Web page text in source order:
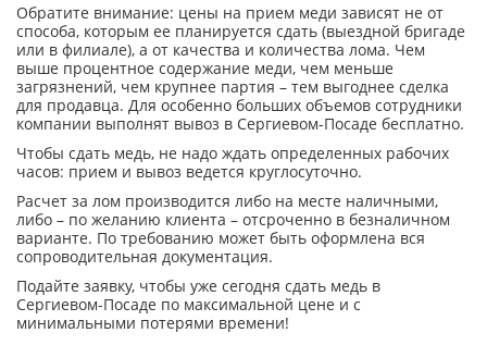
Обратите внимание: цены на прием меди зависят не от
способа, которым ее планируется сдать (выездной бригаде
или в филиале), а от качества и количества лома. Чем
выше процентное содержание меди, чем меньше
загрязнений, чем крупнее партия – тем выгоднее сделка
для продавца. Для особенно больших объемов сотрудники
компании выполнят вывоз в Сергиевом-Посаде бесплатно.
Чтобы сдать медь, не надо ждать определенных рабочих
часов: прием и вывоз ведется круглосуточно.
Расчет за лом производится либо на месте наличными,
либо – по желанию клиента – отсроченно в безналичном
варианте. По требованию может быть оформлена вся
сопроводительная документация.
Подайте заявку, чтобы уже сегодня сдать медь в
Сергиевом-Посаде по максимальной цене и с
минимальными потерями времени!